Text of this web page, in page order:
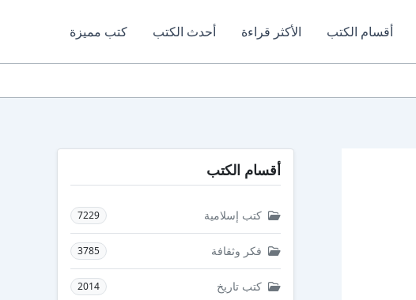
أقسام الكتب الأكثر قراءة أحدث الكتب كتب مميزة
أقسام الكتب
كتب إسلامية 7229
فكر وثقافة 3785
كتب تاريخ 2014